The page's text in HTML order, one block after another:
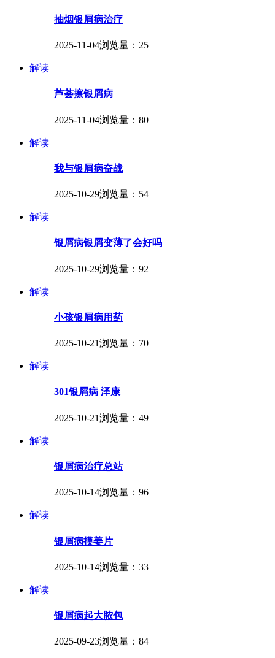
抽烟银屑病治疗
2025-11-04浏览量：25
解读
芦荟擦银屑病
2025-11-04浏览量：80
解读
我与银屑病奋战
2025-10-29浏览量：54
解读
银屑病银屑变薄了会好吗
2025-10-29浏览量：92
解读
小孩银屑病用药
2025-10-21浏览量：70
解读
301银屑病 泽康
2025-10-21浏览量：49
解读
银屑病治疗总站
2025-10-14浏览量：96
解读
银屑病摸姜片
2025-10-14浏览量：33
解读
银屑病起大脓包
2025-09-23浏览量：84